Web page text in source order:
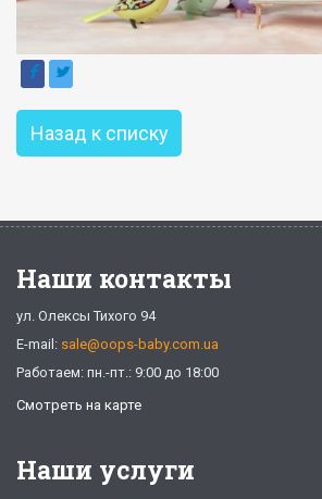
Назад к списку
Наши контакты
ул. Олексы Тихого 94
E-mail: sale@oops-baby.com.ua
Работаем: пн.-пт.: 9:00 до 18:00
Смотреть на карте
Наши услуги